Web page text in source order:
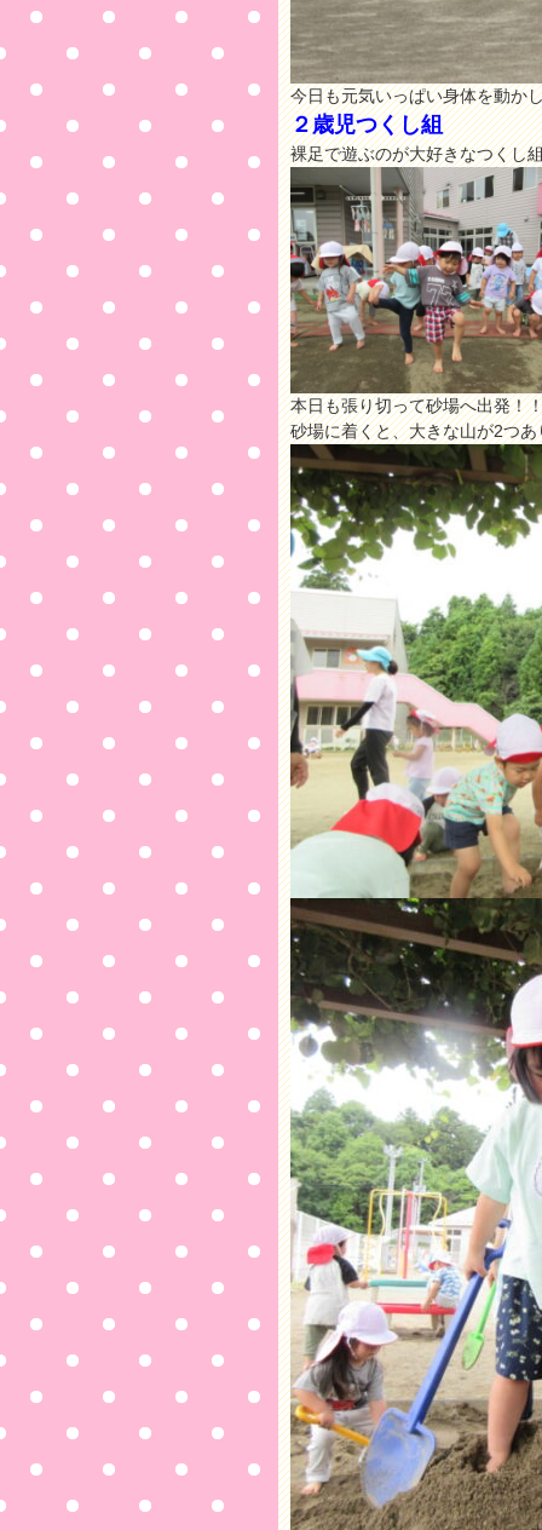
今日も元気いっぱい身体を動か
２歳児つくし組
裸足で遊ぶのが大好きなつく
本日も張り切って砂場へ出発！
砂場に着くと、大きな山が2つ